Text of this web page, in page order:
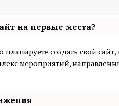
на первые места?
создать свой
мероприятий,